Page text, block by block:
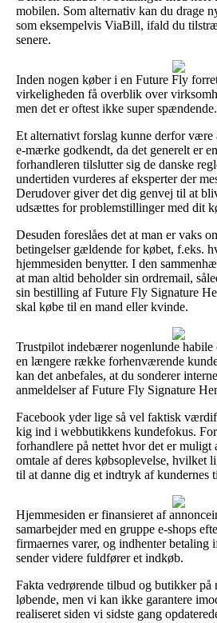
mobilen. Som alternativ kan du drage
som eksempelvis ViaBill, ifald du
senere.
Inden nogen køber i en Future Fly
virkeligheden få overblik over
men det er oftest ikke super spændende.
Et alternativt forslag kunne derfor være
e-mærke godkendt, da det generelt er
forhandleren tilslutter sig de danske
undertiden vurderes af eksperter der
Derudover giver det dig genvej til at
udsættes for problemstillinger med dit
Desuden foreslåes det at man er vaks
betingelser gældende for købet, f.eks.
hjemmesiden benytter. I den
at man altid beholder sin ordremail,
sin bestilling af Future Fly Signature
skal købe til en mand eller kvinde.
Trustpilot indebærer nogenlunde habile
en længere række forhenværende
kan det anbefales, at du sonderer
anmeldelser af Future Fly Signature
Facebook yder lige så vel faktisk
kig ind i webbutikkens kundefokus.
forhandlere på nettet hvor det er muligt
omtale af deres købsoplevelse, hvilket
til at danne dig et indtryk af kundernes
Hjemmesiden er finansieret af
samarbejder med en gruppe e-shops
firmaernes varer, og indhenter betaling
sender videre fuldfører et indkøb.
Fakta vedrørende tilbud og butikker på
løbende, men vi kan ikke garantere
realiseret siden vi sidste gang